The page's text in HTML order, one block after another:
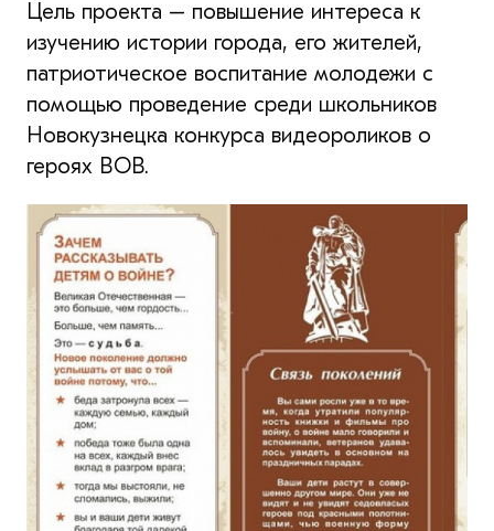
Цель проекта – повышение интереса к
изучению истории города, его жителей,
патриотическое воспитание молодежи с
помощью проведение среди школьников
Новокузнецка конкурса видеороликов о
героях ВОВ.